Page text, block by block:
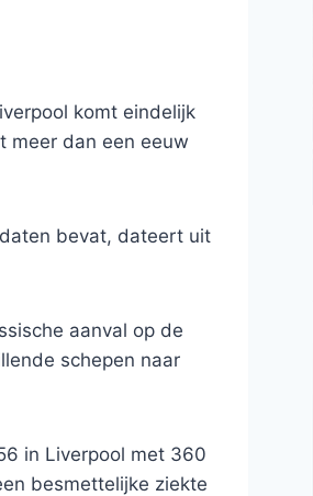
komt eindelijk
meer dan een eeuw
bevat, dateert uit
aanval op de
schepen naar
in Liverpool met 360
besmettelijke ziekte